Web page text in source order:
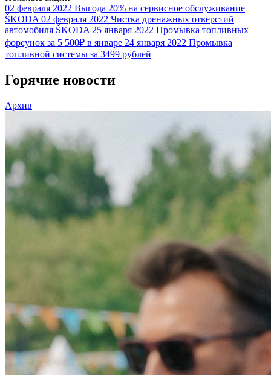
02 февраля 2022 Выгода 20% на сервисное обслуживание
ŠKODA 02 февраля 2022 Чистка дренажных отверстий
автомобиля ŠKODA 25 января 2022 Промывка топливных
форсунок за 5 500₽ в январе 24 января 2022 Промывка
топливной системы за 3499 рублей
Горячие новости
Архив